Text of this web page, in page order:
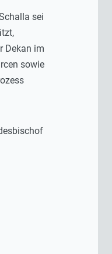
sei
Dekan im
sowie